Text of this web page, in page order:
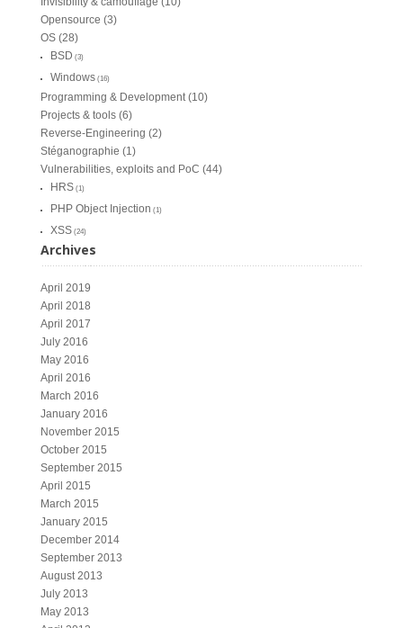
Opensource (3)
OS (28)
BSD (3)
Windows (16)
Programming & Development(10)
Projects & tools (6)
Reverse-Engineering (2)
Stéganographie (1)
Vulnerabilities, exploits and PoC (44)
HRS (1)
PHP Object Injection (1)
XSS (24)
Archives
April 2019
April 2018
April 2017
July 2016
May 2016
April 2016
March 2016
January 2016
November 2015
October 2015
September 2015
April 2015
March 2015
January 2015
December 2014
September 2013
August 2013
July 2013
May 2013